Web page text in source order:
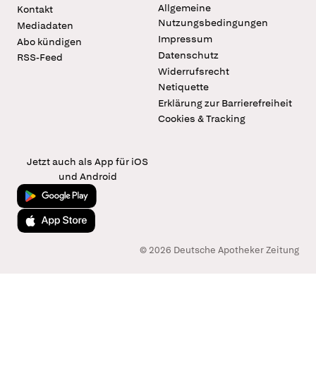
Kontakt
Mediadaten
Abo kündigen
RSS-Feed
Allgemeine
Nutzungsbedingungen
Impressum
Datenschutz
Widerrufsrecht
Netiquette
Erklärung zur Barrierefreiheit
Cookies & Tracking
Jetzt auch als App für iOS
und Android
Jetzt bei Google Play
Laden im App Store
© 2026 Deutsche Apotheker Zeitung